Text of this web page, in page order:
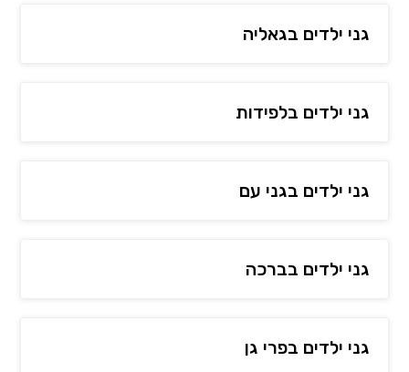
גני ילדים בגאליה
גני ילדים בלפידות
גני ילדים בגני עם
גני ילדים בברכה
גני ילדים בפרי גן